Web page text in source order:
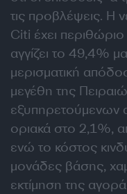
τις προβλέψεις. Η
Citi έχει
αγγίζει το 49,4%
μερισματική
μεγέθη της
εξυπηρετούμενων
οριακά στο 2,1%,
ενώ το κόστος
μονάδες βάσης,
εκτίμηση της